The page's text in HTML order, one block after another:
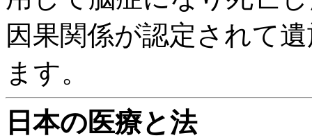
因果関係が認定されて
ます。
日本の医療と法